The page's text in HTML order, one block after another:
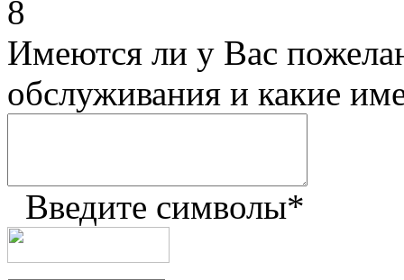
8
Имеются ли у Вас
обслуживания и какие
Введите символы*